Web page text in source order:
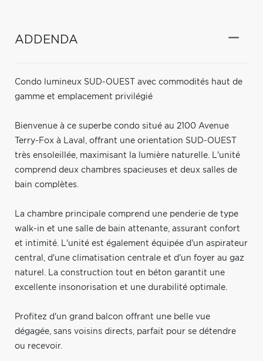
ADDENDA
Condo lumineux SUD-OUEST avec commodités haut de
gamme et emplacement privilégié
Bienvenue à ce superbe condo situé au 2100 Avenue
Terry-Fox à Laval, offrant une orientation SUD-OUEST
très ensoleillée, maximisant la lumière naturelle. L'unité
comprend deux chambres spacieuses et deux salles de
bain complètes.
La chambre principale comprend une penderie de type
walk-in et une salle de bain attenante, assurant confort
et intimité. L'unité est également équipée d'un aspirateur
central, d'une climatisation centrale et d'un foyer au gaz
naturel. La construction tout en béton garantit une
excellente insonorisation et une durabilité optimale.
Profitez d'un grand balcon offrant une belle vue
dégagée, sans voisins directs, parfait pour se détendre
ou recevoir.